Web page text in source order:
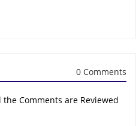
0 Comments
Comments are Reviewed